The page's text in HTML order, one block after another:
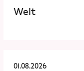
Welt
01.08.2026